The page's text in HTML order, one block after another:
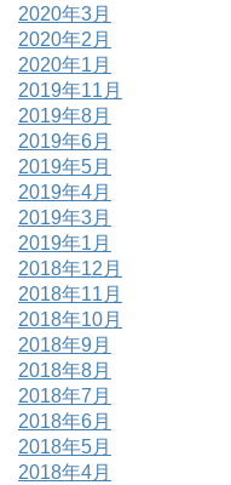
2020年3月
2020年2月
2020年1月
2019年11月
2019年8月
2019年6月
2019年5月
2019年4月
2019年3月
2019年1月
2018年12月
2018年11月
2018年10月
2018年9月
2018年8月
2018年7月
2018年6月
2018年5月
2018年4月